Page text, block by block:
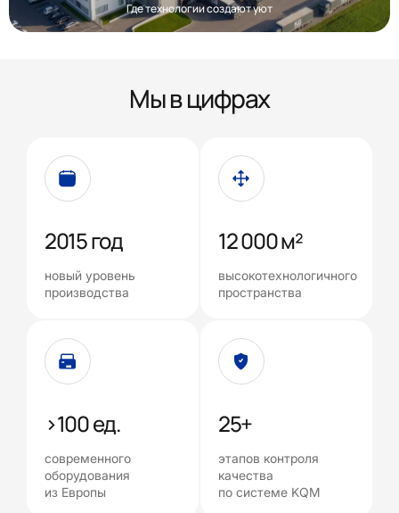
Где технологии создают уют
Мы в цифрах
2015 год
новый уровень
производства
12 000 м²
высокотехнологичного
пространства
>100 ед.
современного
оборудования
из Европы
25+
этапов контроля
качества
по системе KQM